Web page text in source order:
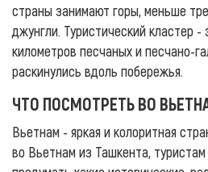
страны занимают горы, меньше
джунгли. Туристический кластер -
километров песчаных и песчано-
раскинулись вдоль побережья.
ЧТО ПОСМОТРЕТЬ ВО
Вьетнам - яркая и колоритная
во Вьетнам из Ташкента,